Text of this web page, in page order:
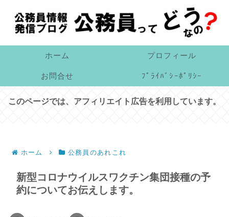
ホーム プロフィール
お問合せ ﾌﾟﾗｲﾊﾞｼｰﾎﾟﾘｼｰ
このページでは、アフィリエイト広告を利用しています。
ホーム 公務員のあれこれ
新型コロナウイルスワクチン集団接種の予
約についてお伝えします。